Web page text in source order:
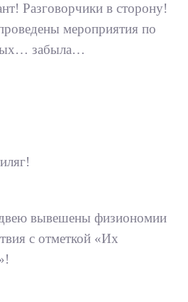
Разговорчики в сторону!
мероприятия по
забыла…
вывешены физиономии
с отметкой «Их